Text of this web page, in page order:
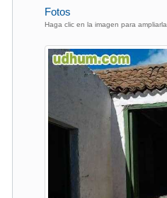
Fotos
Haga clic en la imagen para ampliarla